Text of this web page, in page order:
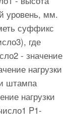
уровень, мм.
суффикс
где
- значение
нагрузки
штампа
нагрузки
P1-